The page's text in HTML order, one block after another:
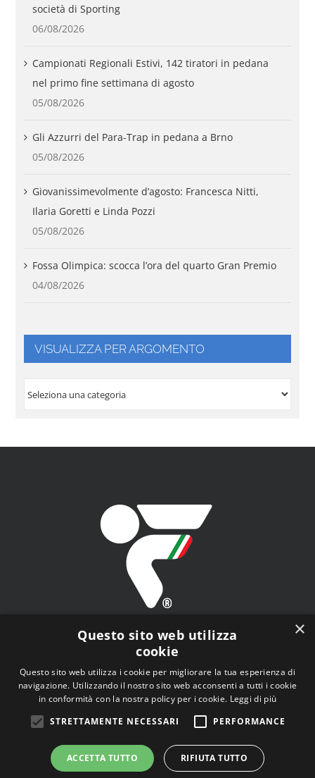
società di Sporting
06/08/2026
Campionati Regionali Estivi, 142 tiratori in pedana
nel primo fine settimana di agosto
05/08/2026
Gli Azzurri del Para-Trap in pedana a Brno
05/08/2026
Giovanissimevolmente d’agosto: Francesca Nitti,
Ilaria Goretti e Linda Pozzi
05/08/2026
Fossa Olimpica: scocca l’ora del quarto Gran Premio
04/08/2026
VISUALIZZA PER ARGOMENTO
FITAV - Federazione Italiana Tiro a Volo - Viale Tiziano
×
Questo sito web utilizza
cookie
Questo sito web utilizza i cookie per migliorare la tua esperienza di
navigazione. Utilizzando il nostro sito web acconsenti a tutti i cookie
in conformità con la nostra policy per i cookie. Leggi di più
STRETTAMENTE NECESSARI
PERFORMANCE
ACCETTA TUTTO RIFIUTA TUTTO